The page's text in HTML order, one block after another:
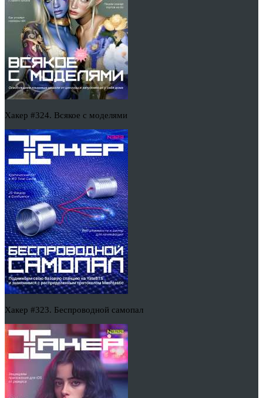
Хакер #324. Всякое с моделями
Хакер #323. Беспроводной самопал